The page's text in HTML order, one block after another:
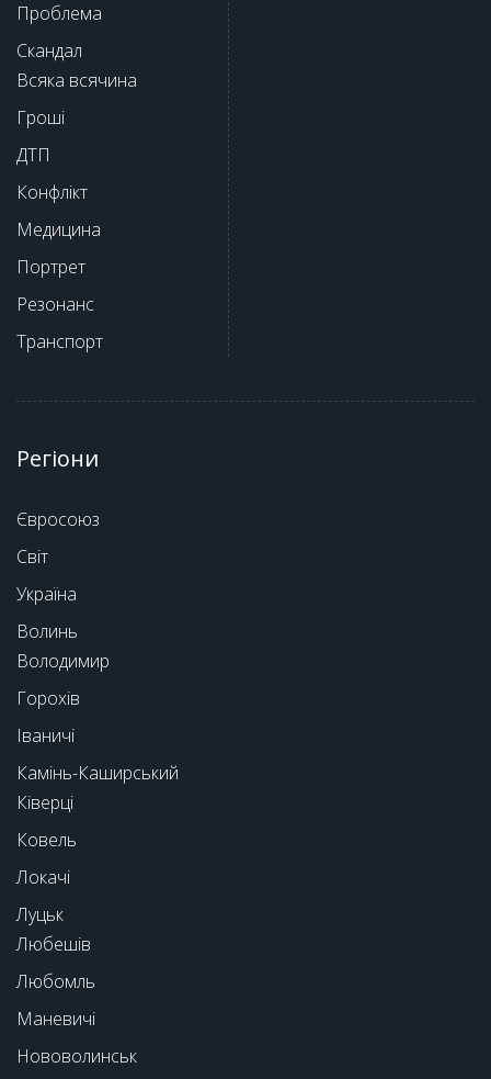
Проблема
Скандал
Всяка всячина
Гроші
ДТП
Конфлікт
Медицина
Портрет
Резонанс
Транспорт
Регіони
Євросоюз
Світ
Україна
Волинь
Володимир
Горохів
Іваничі
Камінь-Каширський
Ківерці
Ковель
Локачі
Луцьк
Любешів
Любомль
Маневичі
Нововолинськ